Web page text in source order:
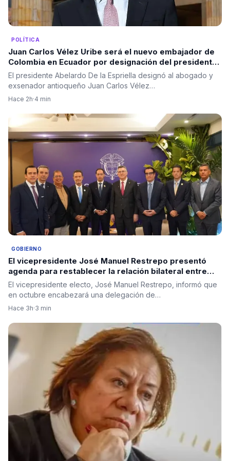
POLÍTICA
Juan Carlos Vélez Uribe será el nuevo embajador de
Colombia en Ecuador por designación del presidente
Abelardo De la Espriella
El presidente Abelardo De la Espriella designó al abogado y
exsenador antioqueño Juan Carlos Vélez…
Hace 2h·4 min
GOBIERNO
El vicepresidente José Manuel Restrepo presentó
agenda para restablecer la relación bilateral entre
Colombia e Israel
El vicepresidente electo, José Manuel Restrepo, informó que
en octubre encabezará una delegación de…
Hace 3h·3 min